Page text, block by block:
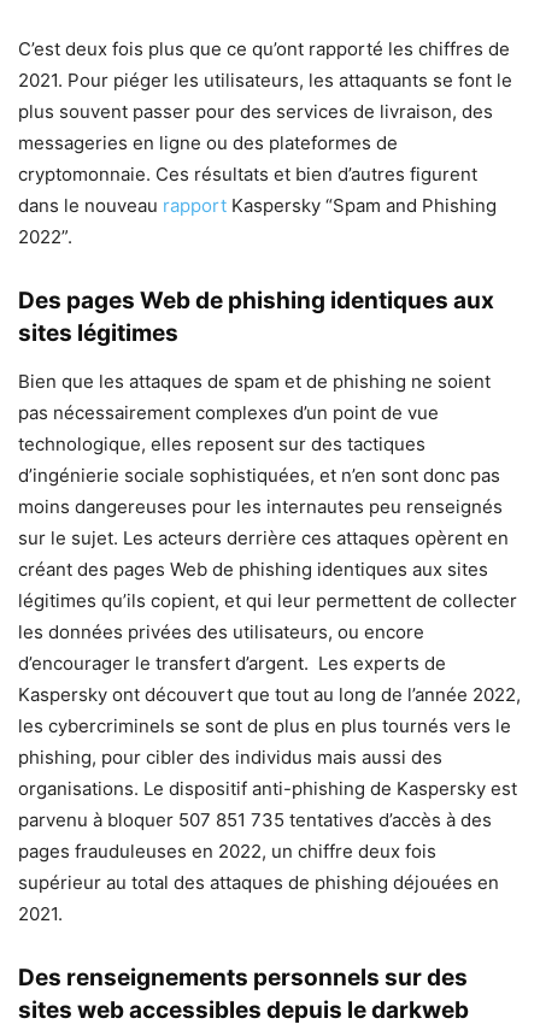
C’est deux fois plus que ce qu’ont rapporté les chiffres de
2021. Pour piéger les utilisateurs, les attaquants se font le
plus souvent passer pour des services de livraison, des
messageries en ligne ou des plateformes de
cryptomonnaie. Ces résultats et bien d’autres figurent
dans le nouveau rapport Kaspersky “Spam and Phishing
2022”.
Des pages Web de phishing identiques aux
sites légitimes
Bien que les attaques de spam et de phishing ne soient
pas nécessairement complexes d’un point de vue
technologique, elles reposent sur des tactiques
d’ingénierie sociale sophistiquées, et n’en sont donc pas
moins dangereuses pour les internautes peu renseignés
sur le sujet. Les acteurs derrière ces attaques opèrent en
créant des pages Web de phishing identiques aux sites
légitimes qu’ils copient, et qui leur permettent de collecter
les données privées des utilisateurs, ou encore
d’encourager le transfert d’argent. Les experts de
Kaspersky ont découvert que tout au long de l’année 2022,
les cybercriminels se sont de plus en plus tournés vers le
phishing, pour cibler des individus mais aussi des
organisations. Le dispositif anti-phishing de Kaspersky est
parvenu à bloquer 507 851 735 tentatives d’accès à des
pages frauduleuses en 2022, un chiffre deux fois
supérieur au total des attaques de phishing déjouées en
2021.
Des renseignements personnels sur des
sites web accessibles depuis le darkweb